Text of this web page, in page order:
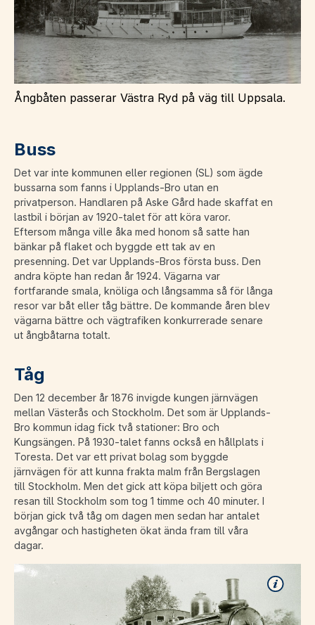
Ångbåten passerar Västra Ryd på väg till Uppsala.
Buss
Det var inte kommunen eller regionen (SL) som ägde
bussarna som fanns i Upplands-Bro utan en
privatperson. Handlaren på Aske Gård hade skaffat en
lastbil i början av 1920-talet för att köra varor.
Eftersom många ville åka med honom så satte han
bänkar på flaket och byggde ett tak av en
presenning. Det var Upplands-Bros första buss. Den
andra köpte han redan år 1924. Vägarna var
fortfarande smala, knöliga och långsamma så för långa
resor var båt eller tåg bättre. De kommande åren blev
vägarna bättre och vägtrafiken konkurrerade senare
ut ångbåtarna totalt.
Tåg
Den 12 december år 1876 invigde kungen järnvägen
mellan Västerås och Stockholm. Det som är Upplands-
Bro kommun idag fick två stationer: Bro och
Kungsängen. På 1930-talet fanns också en hållplats i
Toresta. Det var ett privat bolag som byggde
järnvägen för att kunna frakta malm från Bergslagen
till Stockholm. Men det gick att köpa biljett och göra
resan till Stockholm som tog 1 timme och 40 minuter. I
början gick två tåg om dagen men sedan har antalet
avgångar och hastigheten ökat ända fram till våra
dagar.